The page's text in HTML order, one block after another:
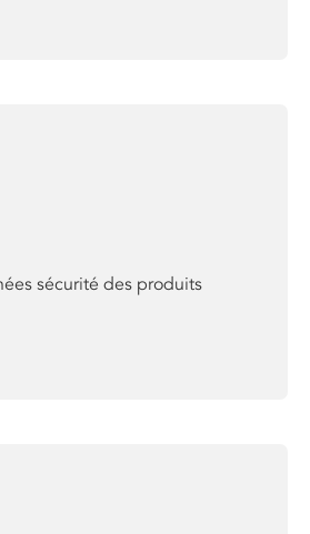
sécurité des produits